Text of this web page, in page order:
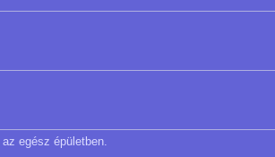
egész épületben.